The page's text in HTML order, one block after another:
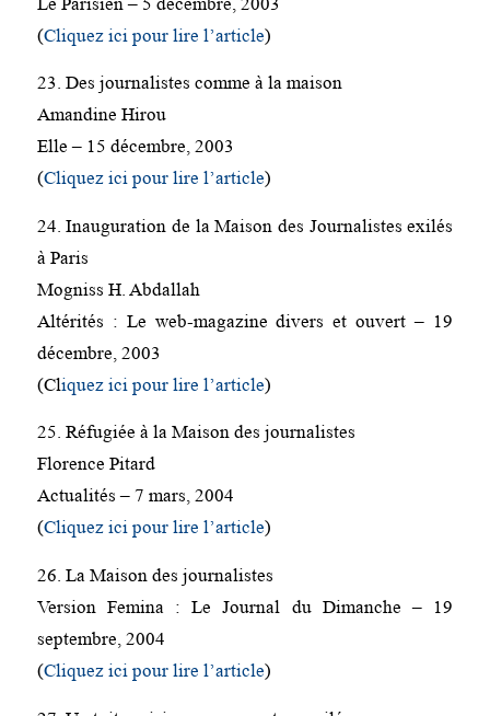
(Cliquez ici pour lire l’article)
23. Des journalistes comme à la maison
Amandine Hirou
Elle – 15 décembre, 2003
(Cliquez ici pour lire l’article)
24. Inauguration de la Maison des Journalistes exilés
à Paris
Mogniss H. Abdallah
Altérités : Le web-magazine divers et ouvert – 19
décembre, 2003
(Cliquez ici pour lire l’article)
25. Réfugiée à la Maison des journalistes
Florence Pitard
Actualités – 7 mars, 2004
(Cliquez ici pour lire l’article)
26. La Maison des journalistes
Version Femina : Le Journal du Dimanche – 19
septembre, 2004
(Cliquez ici pour lire l’article)